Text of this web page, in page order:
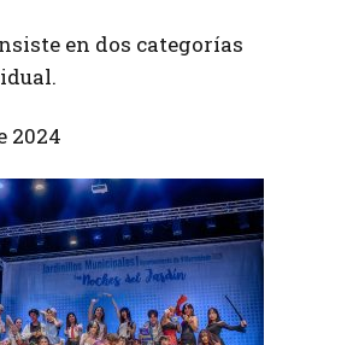
en dos categorías
2024